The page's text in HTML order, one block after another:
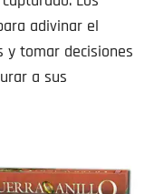
adivinar el
y tomar decisiones
a sus